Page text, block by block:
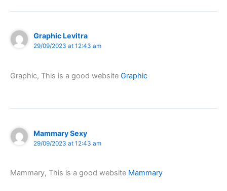
Graphic Levitra
29/09/2023 at 12:43 am
Graphic, This is a good website Graphic
Mammary Sexy
29/09/2023 at 12:43 am
Mammary, This is a good website Mammary